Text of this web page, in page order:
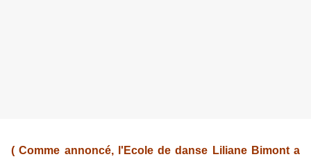
( Comme annoncé, l'Ecole de danse Liliane Bimont a